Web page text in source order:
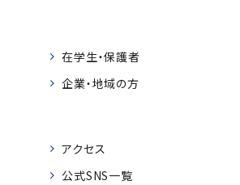
在学生・保護者
企業・地域の方
アクセス
公式SNS一覧